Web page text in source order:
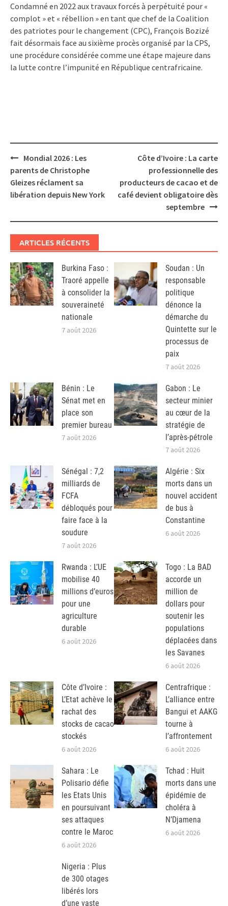
Condamné en 2022 aux travaux forcés à perpétuité pour «
complot » et « rébellion » en tant que chef de la Coalition
des patriotes pour le changement (CPC), François Bozizé
fait désormais face au sixième procès organisé par la CPS,
une procédure considérée comme une étape majeure dans
la lutte contre l’impunité en République centrafricaine.
Post
navigation
Mondial 2026 : Les
parents de Christophe
Gleizes réclament sa
libération depuis New York
Côte d’Ivoire : La carte
professionnelle des
producteurs de cacao et de
café devient obligatoire dès
septembre
ARTICLES RÉCENTS
Burkina Faso :
Traoré appelle
à consolider la
souveraineté
nationale
7 août 2026
Soudan : Un
responsable
politique
dénonce la
démarche du
Quintette sur le
processus de
paix
7 août 2026
Bénin : Le
Sénat met en
place son
premier bureau
7 août 2026
Gabon : Le
secteur minier
au cœur de la
stratégie de
l’après-pétrole
7 août 2026
Sénégal : 7,2
milliards de
FCFA
débloqués pour
faire face à la
soudure
7 août 2026
Algérie : Six
morts dans un
nouvel accident
de bus à
Constantine
6 août 2026
Rwanda : L’UE
mobilise 40
millions d’euros
pour une
agriculture
durable
6 août 2026
Togo : La BAD
accorde un
million de
dollars pour
soutenir les
populations
déplacées dans
les Savanes
6 août 2026
Côte d’Ivoire :
L’Etat achève le
rachat des
stocks de cacao
stockés
6 août 2026
Centrafrique :
L’alliance entre
Bangui et AAKG
tourne à
l’affrontement
6 août 2026
Sahara : Le
Polisario défie
les Etats Unis
en poursuivant
ses attaques
contre le Maroc
6 août 2026
Tchad : Huit
morts dans une
épidémie de
choléra à
N’Djamena
6 août 2026
Nigeria : Plus
de 300 otages
libérés lors
d’une vaste